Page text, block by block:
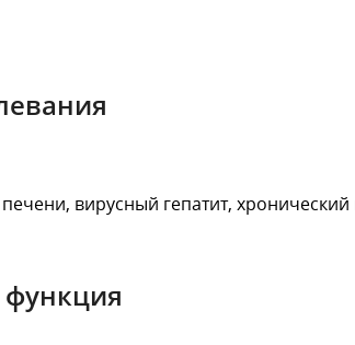
вирусный гепатит, хронический
функция